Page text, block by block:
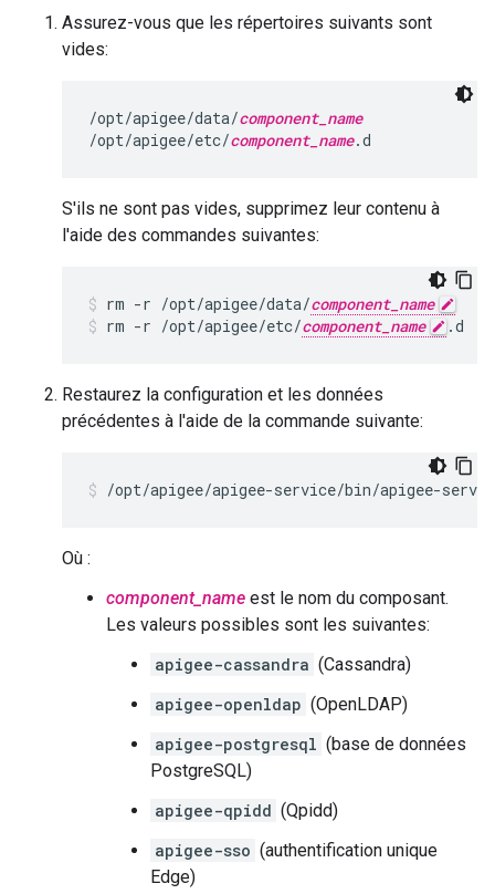
Assurez-vous que les répertoires suivants sont
vides:
/opt/apigee/data/component_name
/opt/apigee/etc/component_name.d
S'ils ne sont pas vides, supprimez leur contenu à
l'aide des commandes suivantes:
rm -r /opt/apigee/data/component_name
rm -r /opt/apigee/etc/component_name .d
Restaurez la configuration et les données
précédentes à l'aide de la commande suivante:
/opt/apigee/apigee-service/bin/apigee-
Où :
component_name est le nom du composant.
Les valeurs possibles sont les suivantes:
apigee-cassandra (Cassandra)
apigee-openldap (OpenLDAP)
apigee-postgresql (base de données
PostgreSQL)
apigee-qpidd (Qpidd)
apigee-sso (authentification unique
Edge)